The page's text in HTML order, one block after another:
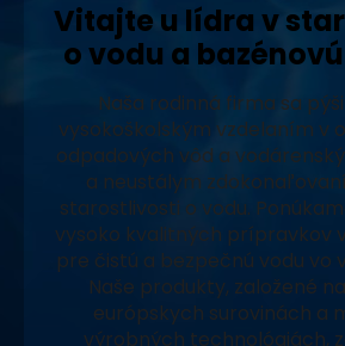
Vitajte u lídra v
o vodu a
Naša rodinná firma sa
vysokoškolským vzdelaním v
odpadových vôd a
a neustálym
starostlivosti o vodu.
vysoko kvalitných prípravkov
pre čistú a bezpečnú vodu vo
Naše produkty, založené
európskych surovinách a
výrobných technológiách,